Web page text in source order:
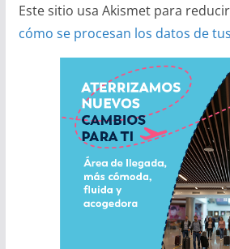
Este sitio usa Akismet para
cómo se procesan los datos de